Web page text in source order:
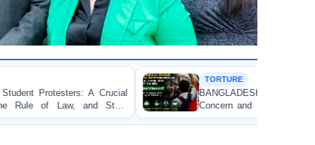
BANGLADESH ALERT: JMFB Expresses Deep
Concern and Strongly Condemns Police Baton Charge
on Peaceful College Student Protesters in Dhaka